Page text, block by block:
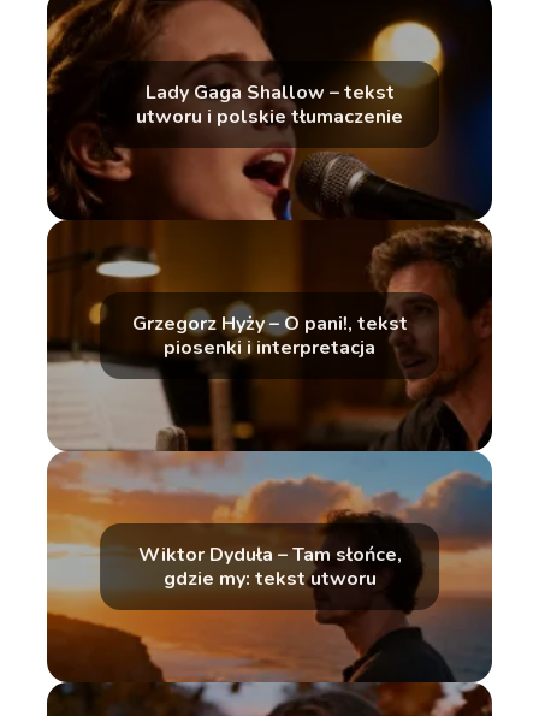
Lady Gaga Shallow – tekst
utworu i polskie tłumaczenie
Grzegorz Hyży – O pani!, tekst
piosenki i interpretacja
Wiktor Dyduła – Tam słońce,
gdzie my: tekst utworu